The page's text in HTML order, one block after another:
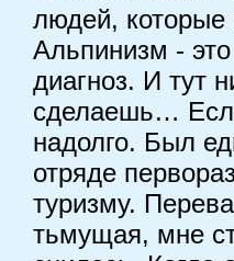
людей, которые
Альпинизм - это
диагноз. И тут
сделаешь…
надолго. Был
отряде
туризму.
тьмущая, мне